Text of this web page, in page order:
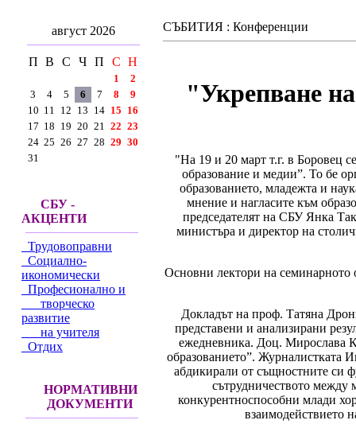
август 2026
П В С Ч П С Н
1
2
3
4 5 6 7 8
9
10 11 12 13 14 15 16
17 18 19 20 21 22 23
24 25 26 27 28 29 30
31
СБУ -
АКЦЕНТИ
Трудовоправни
Социално-
икономически
Професионално и
творческо
развитие
на учителя
Отдих
НОРМАТИВНИ
ДОКУМЕНТИ
СЪБИТИЯ : Конференции
"Укрепване
"На 19 и 20 март т.г. в Боровец
образование и медии”. То бе
образованието, младежта и
мнение и нагласите към
председателят на СБУ Янка
министъра и директор на
Основни лектори на семинарното
Докладът на проф. Татяна
представени и анализирани
ежедневника. Доц. Мирослава
образованието”. Журналистката
абдикирали от същностните си
сътрудничеството между
конкурентноспособни млади
взаимодействието